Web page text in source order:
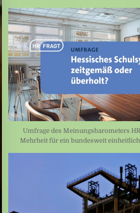
Umfrage des Meinungsbarometers
Mehrheit für ein bundesweit